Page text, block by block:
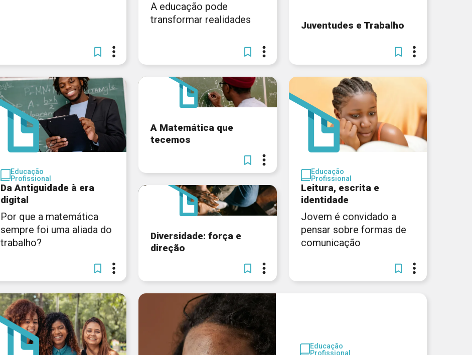
A educação pode
transformar realidades
Juventudes e Trabalho
Educação
Profissional
Da Antiguidade à era
digital
Por que a matemática
sempre foi uma aliada do
trabalho?
A Matemática que
tecemos
Diversidade: força e
direção
Educação
Profissional
Leitura, escrita e
identidade
Jovem é convidado a
pensar sobre formas de
comunicação
Educação
Profissional